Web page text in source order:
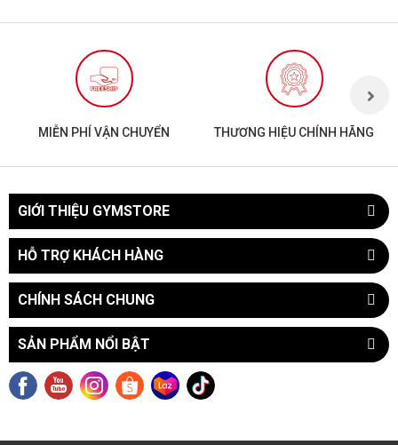
MIỄN PHÍ VẬN CHUYỂN THƯƠNG HIỆU CHÍNH HÃNG
GIỚI THIỆU GYMSTORE
HỖ TRỢ KHÁCH HÀNG
CHÍNH SÁCH CHUNG
SẢN PHẨM NỔI BẬT